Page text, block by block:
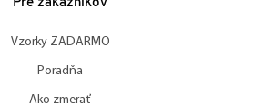
Pre zákazníkov
Vzorky ZADARMO
Poradňa
Ako zmerať